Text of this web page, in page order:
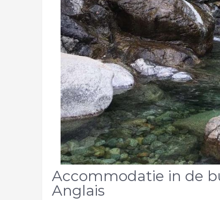
Accommodatie in de
Anglais